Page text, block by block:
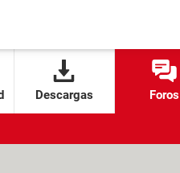
Descargas Foros